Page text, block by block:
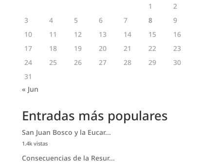
1
2
3
4 5 6 7 8
9
10
11 12 13 14 15
16
17
18 19 20 21 22
23
24
25 26 27 28 29
30
31
« Jun
Entradas más populares
San Juan Bosco y la Eucar...
1.4k vistas
Consecuencias de la Resur...